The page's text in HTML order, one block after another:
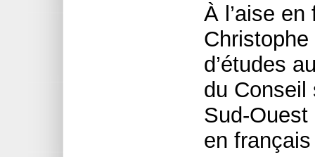
À l’aise
d’études
du Conseil
Sud-
en